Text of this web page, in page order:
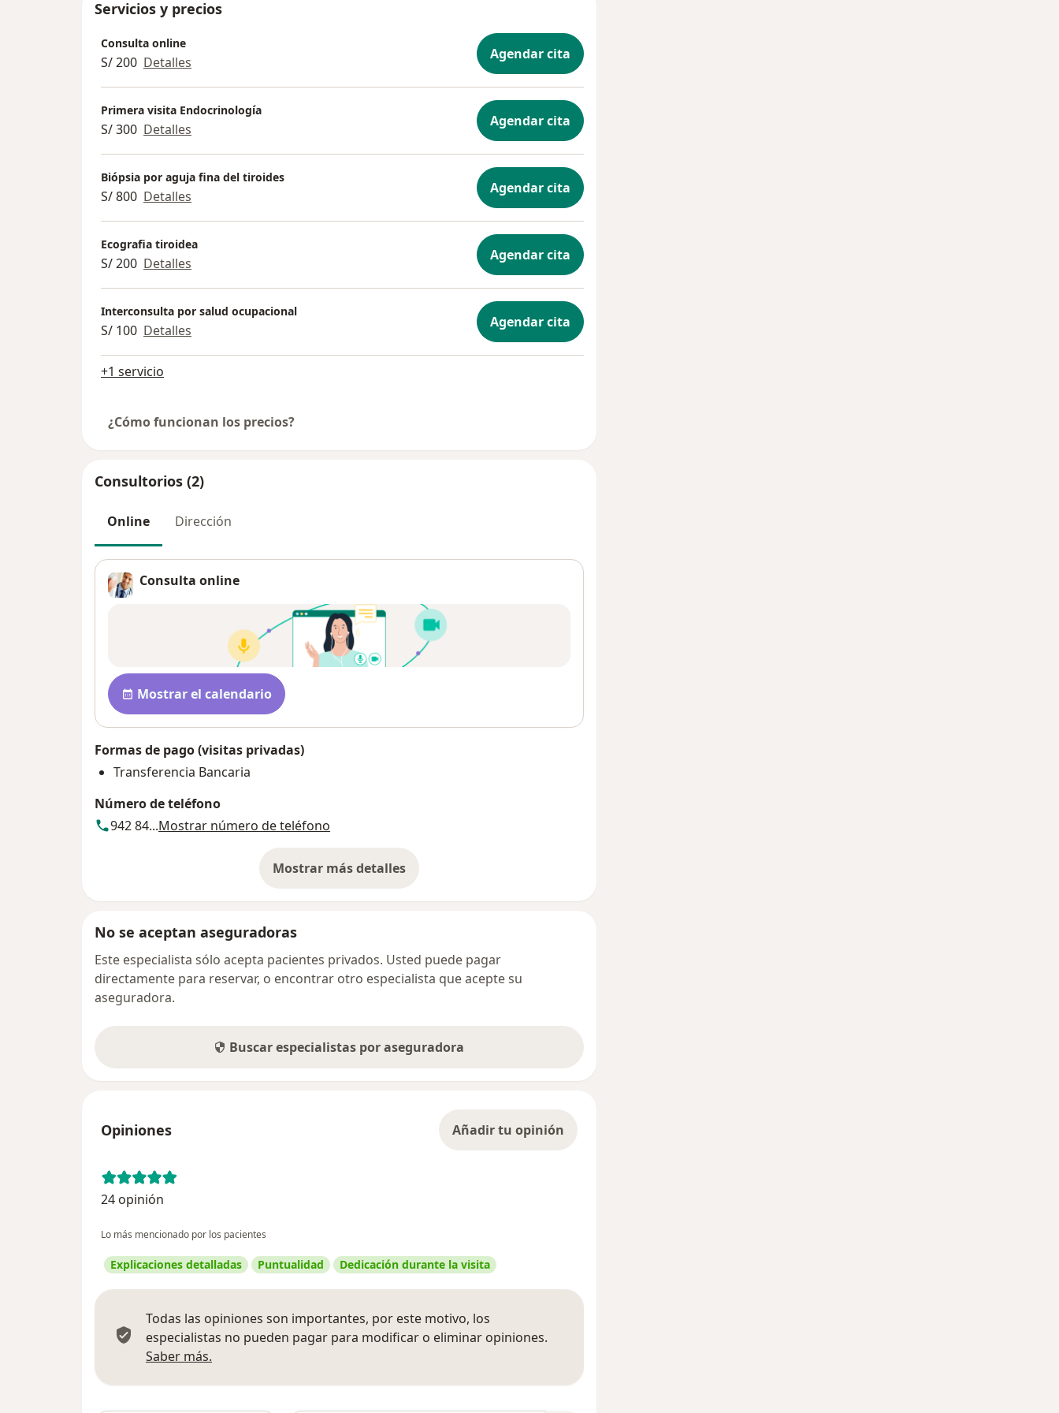
Servicios y precios
Consulta online
S/ 200 Detalles Agendar cita
Primera visita Endocrinología
S/ 300 Detalles Agendar cita
Biópsia por aguja fina del tiroides
S/ 800 Detalles Agendar cita
Ecografia tiroidea
S/ 200 Detalles Agendar cita
Interconsulta por salud ocupacional
S/ 100 Detalles Agendar cita
+1 servicio
¿Cómo funcionan los precios?
Consultorios (2)
Online Dirección
Consulta online
Disponibilidad
Mostrar el calendario
Formas de pago (visitas privadas)
Transferencia Bancaria
Número de teléfono
942 84...Mostrar número de teléfono
Mostrar más detalles
sobre la dirección
No se aceptan aseguradoras
Este especialista sólo acepta pacientes privados. Usted puede pagar
directamente para reservar, o encontrar otro especialista que acepte su
aseguradora.
Buscar especialistas por aseguradora
Opiniones Añadir tu opinión
24 opinión
Lo más mencionado por los pacientes
Explicaciones detalladas Puntualidad Dedicación durante la visita
Todas las opiniones son importantes, por este motivo, los
especialistas no pueden pagar para modificar o eliminar opiniones.
Saber más.